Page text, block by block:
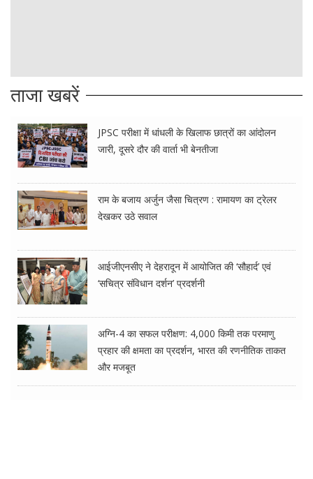
ताजा खबरें
JPSC परीक्षा में धांधली के खिलाफ छात्रों का आंदोलन
जारी, दूसरे दौर की वार्ता भी बेनतीजा
राम के बजाय अर्जुन जैसा चित्रण : रामायण का ट्रेलर
देखकर उठे सवाल
आईजीएनसीए ने देहरादून में आयोजित की ‘सौहार्द’ एवं
‘सचित्र संविधान दर्शन’ प्रदर्शनी
अग्नि-4 का सफल परीक्षण: 4,000 किमी तक परमाणु
प्रहार की क्षमता का प्रदर्शन, भारत की रणनीतिक ताकत
और मजबूत